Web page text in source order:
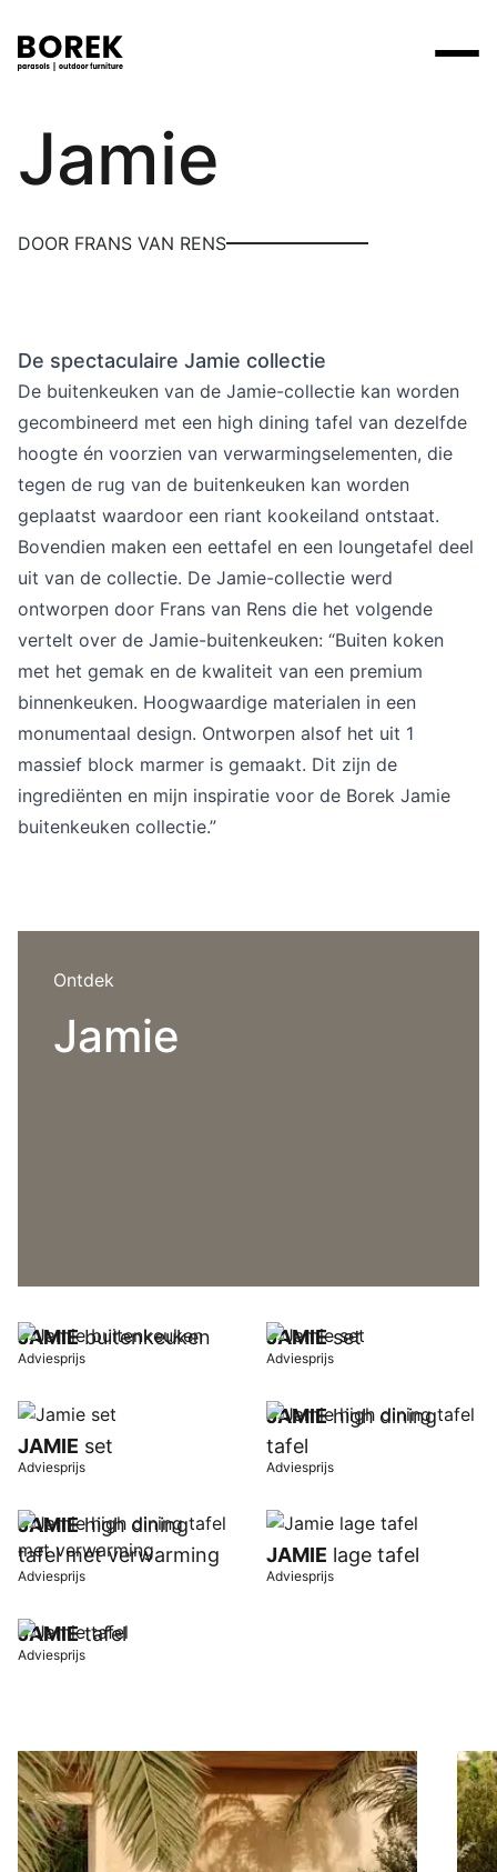
Producten
Parasols
Stoelen
Ligbedden
Overig
Deals
Collecties
Merken
Yoi
VerkooppuntenVerkooppunten zoeken
Designers
Prijscatalogi
Flagship stores
Contact
3D modellen
Support
Events
Werken bij
Zoek
Borek
Jamie
DOOR FRANS VAN RENS
De spectaculaire Jamie collectie
De buitenkeuken van de Jamie-collectie kan worden
gecombineerd met een high dining tafel van dezelfde
hoogte én voorzien van verwarmingselementen, die
tegen de rug van de buitenkeuken kan worden
geplaatst waardoor een riant kookeiland ontstaat.
Bovendien maken een eettafel en een loungetafel deel
uit van de collectie. De Jamie-collectie werd
ontworpen door Frans van Rens die het volgende
vertelt over de Jamie-buitenkeuken: “Buiten koken
met het gemak en de kwaliteit van een premium
binnenkeuken. Hoogwaardige materialen in een
monumentaal design. Ontworpen alsof het uit 1
massief block marmer is gemaakt. Dit zijn de
ingrediënten en mijn inspiratie voor de Borek Jamie
buitenkeuken collectie.”
Ontdek
Jamie
JAMIEbuitenkeuken
Adviesprijs
JAMIEset
Adviesprijs
JAMIE set
Adviesprijs
JAMIEhigh dining
tafel
Adviesprijs
JAMIEhigh dining
tafel met verwarming
Adviesprijs
JAMIE lage tafel
Adviesprijs
JAMIEtafel
Adviesprijs